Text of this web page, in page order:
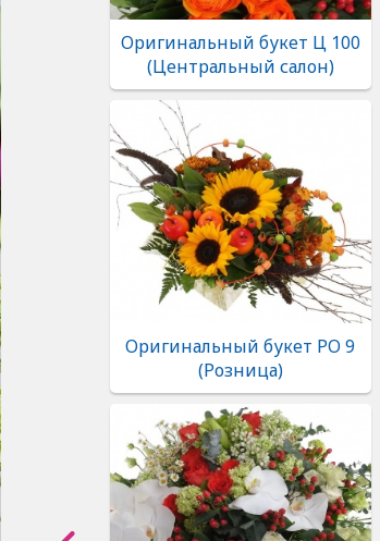
Оригинальный букет Ц 100
(Центральный салон)
Оригинальный букет РО 9
(Розница)